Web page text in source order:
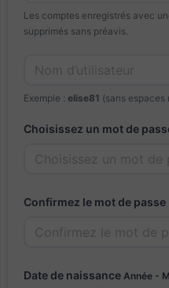
Les comptes enregistrés avec
supprimés sans préavis.
Exemple : elise81 (sans espaces
Choisissez un mot de
Confirmez le mot de passe
Date de naissance Année -